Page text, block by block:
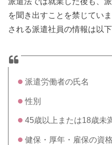
を聞き出すことを禁じてい
される派遣社員の情報は以
派遣労働者の氏名
性別
45歳以上または18歳未
健保・厚年・雇保の資